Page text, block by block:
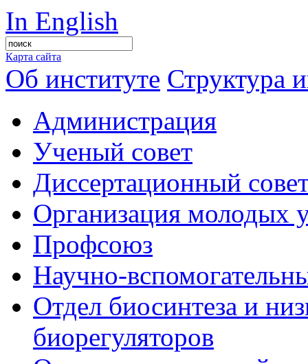
In English
Карта сайта
Об институте Структура
Администрация
Ученый совет
Диссертационный
Организация молодых
Профсоюз
Научно-
Отдел биосинтеза и
биорегуляторов